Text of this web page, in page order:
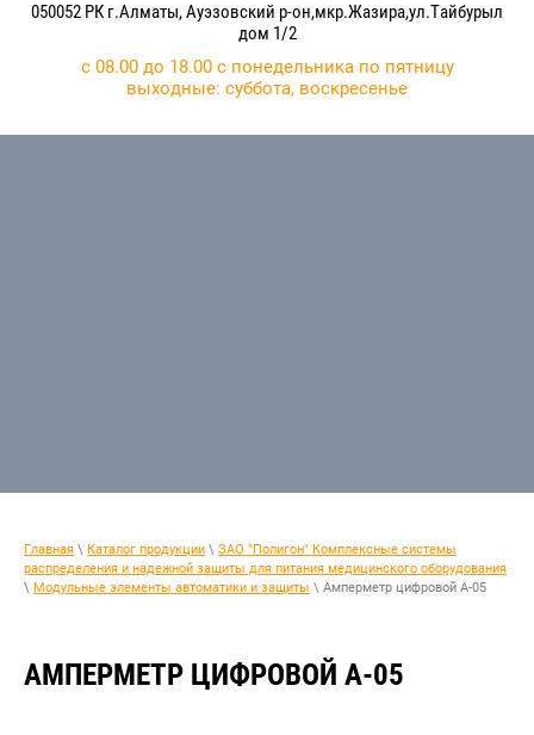
050052 РК г.Алматы, Ауэзовский р-он,мкр.Жазира,ул.Тайбурыл
дом 1/2
с 08.00 до 18.00 с понедельника по пятницу
выходные: суббота, воскресенье
Главная \ Каталог продукции \ ЗАО "Полигон" Комплексные системы
распределения и надежной защиты для питания медицинского оборудования
\ Модульные элементы автоматики и защиты \ Амперметр цифровой А-05
АМПЕРМЕТР ЦИФРОВОЙ А-05